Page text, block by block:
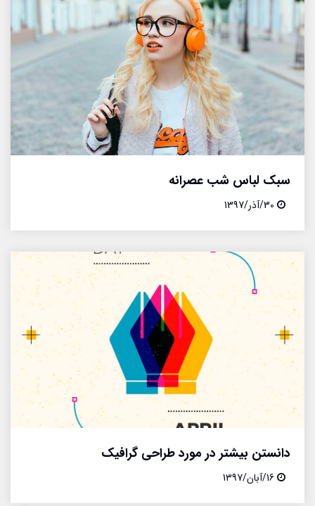
سبک لباس شب عصرانه
دانستن بیشتر در مورد طراحی گرافیک